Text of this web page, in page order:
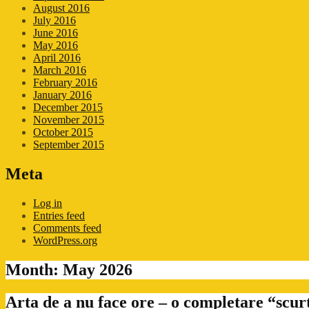
August 2016
July 2016
June 2016
May 2016
April 2016
March 2016
February 2016
January 2016
December 2015
November 2015
October 2015
September 2015
Meta
Log in
Entries feed
Comments feed
WordPress.org
Month: May 2026
Arta de a nu face ore – o completare